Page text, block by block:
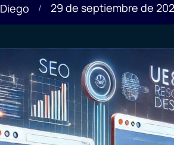
Diego / 29 de septiembre de